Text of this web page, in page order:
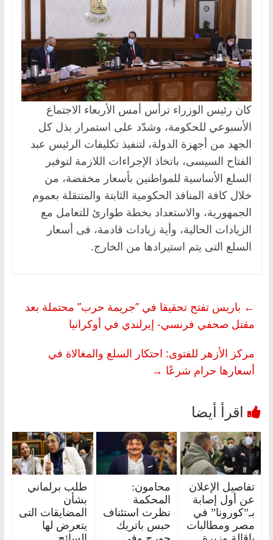
كان رئيس الوزراء ترأس أمس الأربعاء الاجتماع
الأسبوعي للحكومة، وشدّد على استمرار بذل كل
الجهد من أجهزة الدولة، لتنفيذ تكليفات الرئيس عبد
الفتاح السيسى، باتخاذ الإجراءات اللازمة لتوفير
السلع الأساسية للمواطنين بأسعار مخفضة، من
خلال كافة المنافذ الحكومية الثابتة والمتنقلة بعموم
الجمهورية، والاستعداد بخطة طوارئ للتعامل مع
الزيادات الحالية، وأية زيادات قادمة، فى أسعار
السلع التى يتم استيرادها من الخارج.
← باريس تفتح تحقيقا في ”جريمة حرب” محتملة بعد
مقتل صحفي فرنسي- إيرلندي في أوكرانيا
مركز الأزهر للفتوى: احتكار السلع والمغالاة في
أسعارها حرام شرعًا →
تفاصيل الإعلان
عن أول إصابة
بـ”كورونا” في
مصر ومطالبات
محامون:
المحكمة
نظرت استئناف
حبس باتريك
طلب برلماني
بشأن
المضايقات التى
يتعرض لها